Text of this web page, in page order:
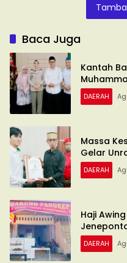
Baca Juga
Kantah
DAERAH
Massa
Gelar
DAERAH
Haji
DAERAH